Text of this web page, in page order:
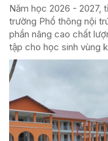
Năm học 2026 - 2027,
trường Phổ thông nội
phần nâng cao chất
tập cho học sinh vùng